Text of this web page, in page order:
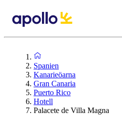
Spanien
Kanarieöarna
Gran Canaria
Puerto Rico
Hotell
Palacete de Villa Magna